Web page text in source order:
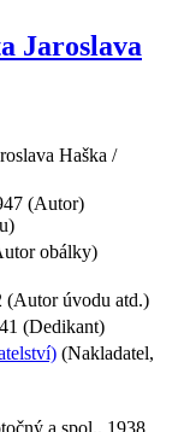
Jaroslava
Haška /
(Autor)
obálky)
(Autor úvodu atd.)
(Dedikant)
(Nakladatel,
a spol., 1938